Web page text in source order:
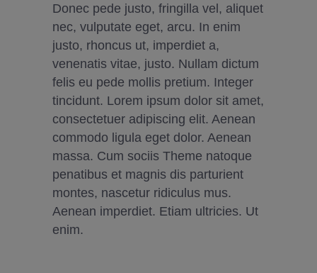
Donec pede justo, fringilla vel, aliquet
nec, vulputate eget, arcu. In enim
justo, rhoncus ut, imperdiet a,
venenatis vitae, justo. Nullam dictum
felis eu pede mollis pretium. Integer
tincidunt. Lorem ipsum dolor sit amet,
consectetuer adipiscing elit. Aenean
commodo ligula eget dolor. Aenean
massa. Cum sociis Theme natoque
penatibus et magnis dis parturient
montes, nascetur ridiculus mus.
Aenean imperdiet. Etiam ultricies. Ut
enim.